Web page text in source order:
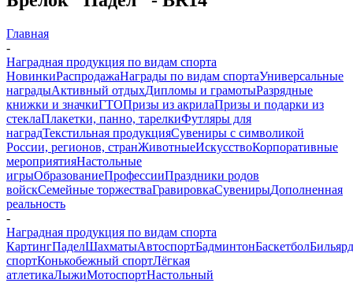
Главная
-
Наградная продукция по видам спорта
НовинкиРаспродажаНаграды по видам спортаУниверсальные
наградыАктивный отдыхДипломы и грамотыРазрядные
книжки и значкиГТОПризы из акрилаПризы и подарки из
стеклаПлакетки, панно, тарелкиФутляры для
наградТекстильная продукцияСувениры с символикой
России, регионов, странЖивотныеИскусствоКорпоративные
мероприятияНастольные
игрыОбразованиеПрофессииПраздники родов
войскСемейные торжестваГравировкаСувенирыДополненная
реальность
-
Наградная продукция по видам спорта
КартингПаделШахматыАвтоспортБадминтонБаскетболБильярд
спортКонькобежный спортЛёгкая
атлетикаЛыжиМотоспортНастольный